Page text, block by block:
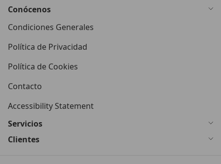
Conócenos
Condiciones Generales
Política de Privacidad
Política de Cookies
Contacto
Accessibility Statement
Servicios
Clientes